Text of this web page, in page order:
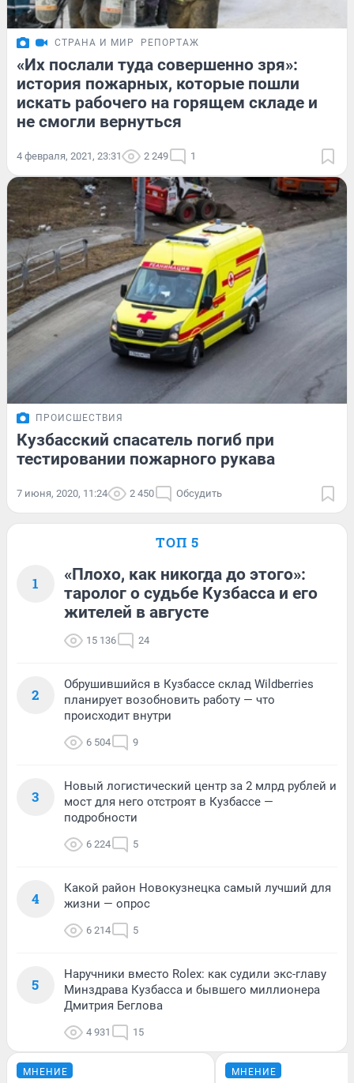
СТРАНА И МИР РЕПОРТАЖ
«Их послали туда совершенно зря»:
история пожарных, которые пошли
искать рабочего на горящем складе и
не смогли вернуться
4 февраля, 2021, 23:31 2 249 1
ПРОИСШЕСТВИЯ
Кузбасский спасатель погиб при
тестировании пожарного рукава
7 июня, 2020, 11:24 2 450 Обсудить
ТОП 5
1
«Плохо, как никогда до этого»:
таролог о судьбе Кузбасса и его
жителей в августе
15 136 24
2
Обрушившийся в Кузбассе склад Wildberries
планирует возобновить работу — что
происходит внутри
6 504 9
3
Новый логистический центр за 2 млрд рублей и
мост для него отстроят в Кузбассе —
подробности
6 224 5
4
Какой район Новокузнецка самый лучший для
жизни — опрос
6 214 5
5
Наручники вместо Rolex: как судили экс-главу
Минздрава Кузбасса и бывшего миллионера
Дмитрия Беглова
4 931 15
МНЕНИЕ МНЕНИЕ